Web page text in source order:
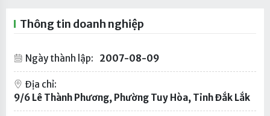
Thông tin doanh nghiệp
Ngày thành lập: 2007-08-09
Địa chỉ:
9/6 Lê Thành Phương, Phường Tuy Hòa, Tỉnh Đắk Lắk